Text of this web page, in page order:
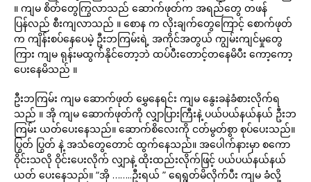
။ ကျမ စိတ်တွေကြွလာသည် ဆောက်ဖုတ်က အရည်တွေ တဖန်
ပြန်လည် စီးကျလာသည် ။ စောန က လိုးချက်တွေကြောင့် စောက်ဖုတ်
က ကျိန်းစပ်နေပေမဲ့ ဦးဘကြမ်းရဲ့ အကိုင်အတွယ် ကျွမ်းကျင်မှုတွေ
ကြား ကျမ ရုန်းမထွက်နိုင်တော့ဘဲ ထပ်ပီးတောင့်တနေမိပီး ကော့ကော့
ပေးနေမိသည် ။
ဦးဘကြမ်း ကျမ ဆောက်ဖုတ် မွှေနေရင်း ကျမ နွေးခနဲခံစားလိုက်ရ
သည် ။ အို ကျမ ဆောက်ဖုတ်ကို လျှာပြားကြီးနဲ့ ပယ်ပယ်နယ်နယ် ဦးဘ
ကြမ်း ယတ်‌ပေး‌နေသည်။ ဆောက်စိလေးကို ငတ်မွတ်စွာ စုပ်ပေးသည်။
ပြွတ် ပြွတ် နဲ့ အသံတွေတောင် ထွက်နေသည်။ အပေါက်နားမှာ စကော
ဝိုင်းသလို ဝိုင်းပေးလိုက် လျှာနဲ့ ထိုးထည်းလိုက်ဖြင့် ပယ်ပယ်နယ်နယ်
ယတ် ပေးနေသည်။ “အို ……..ဦးရယ် ” ရေရွတ်မိလိုက်ပီး ကျမ ခံလို့